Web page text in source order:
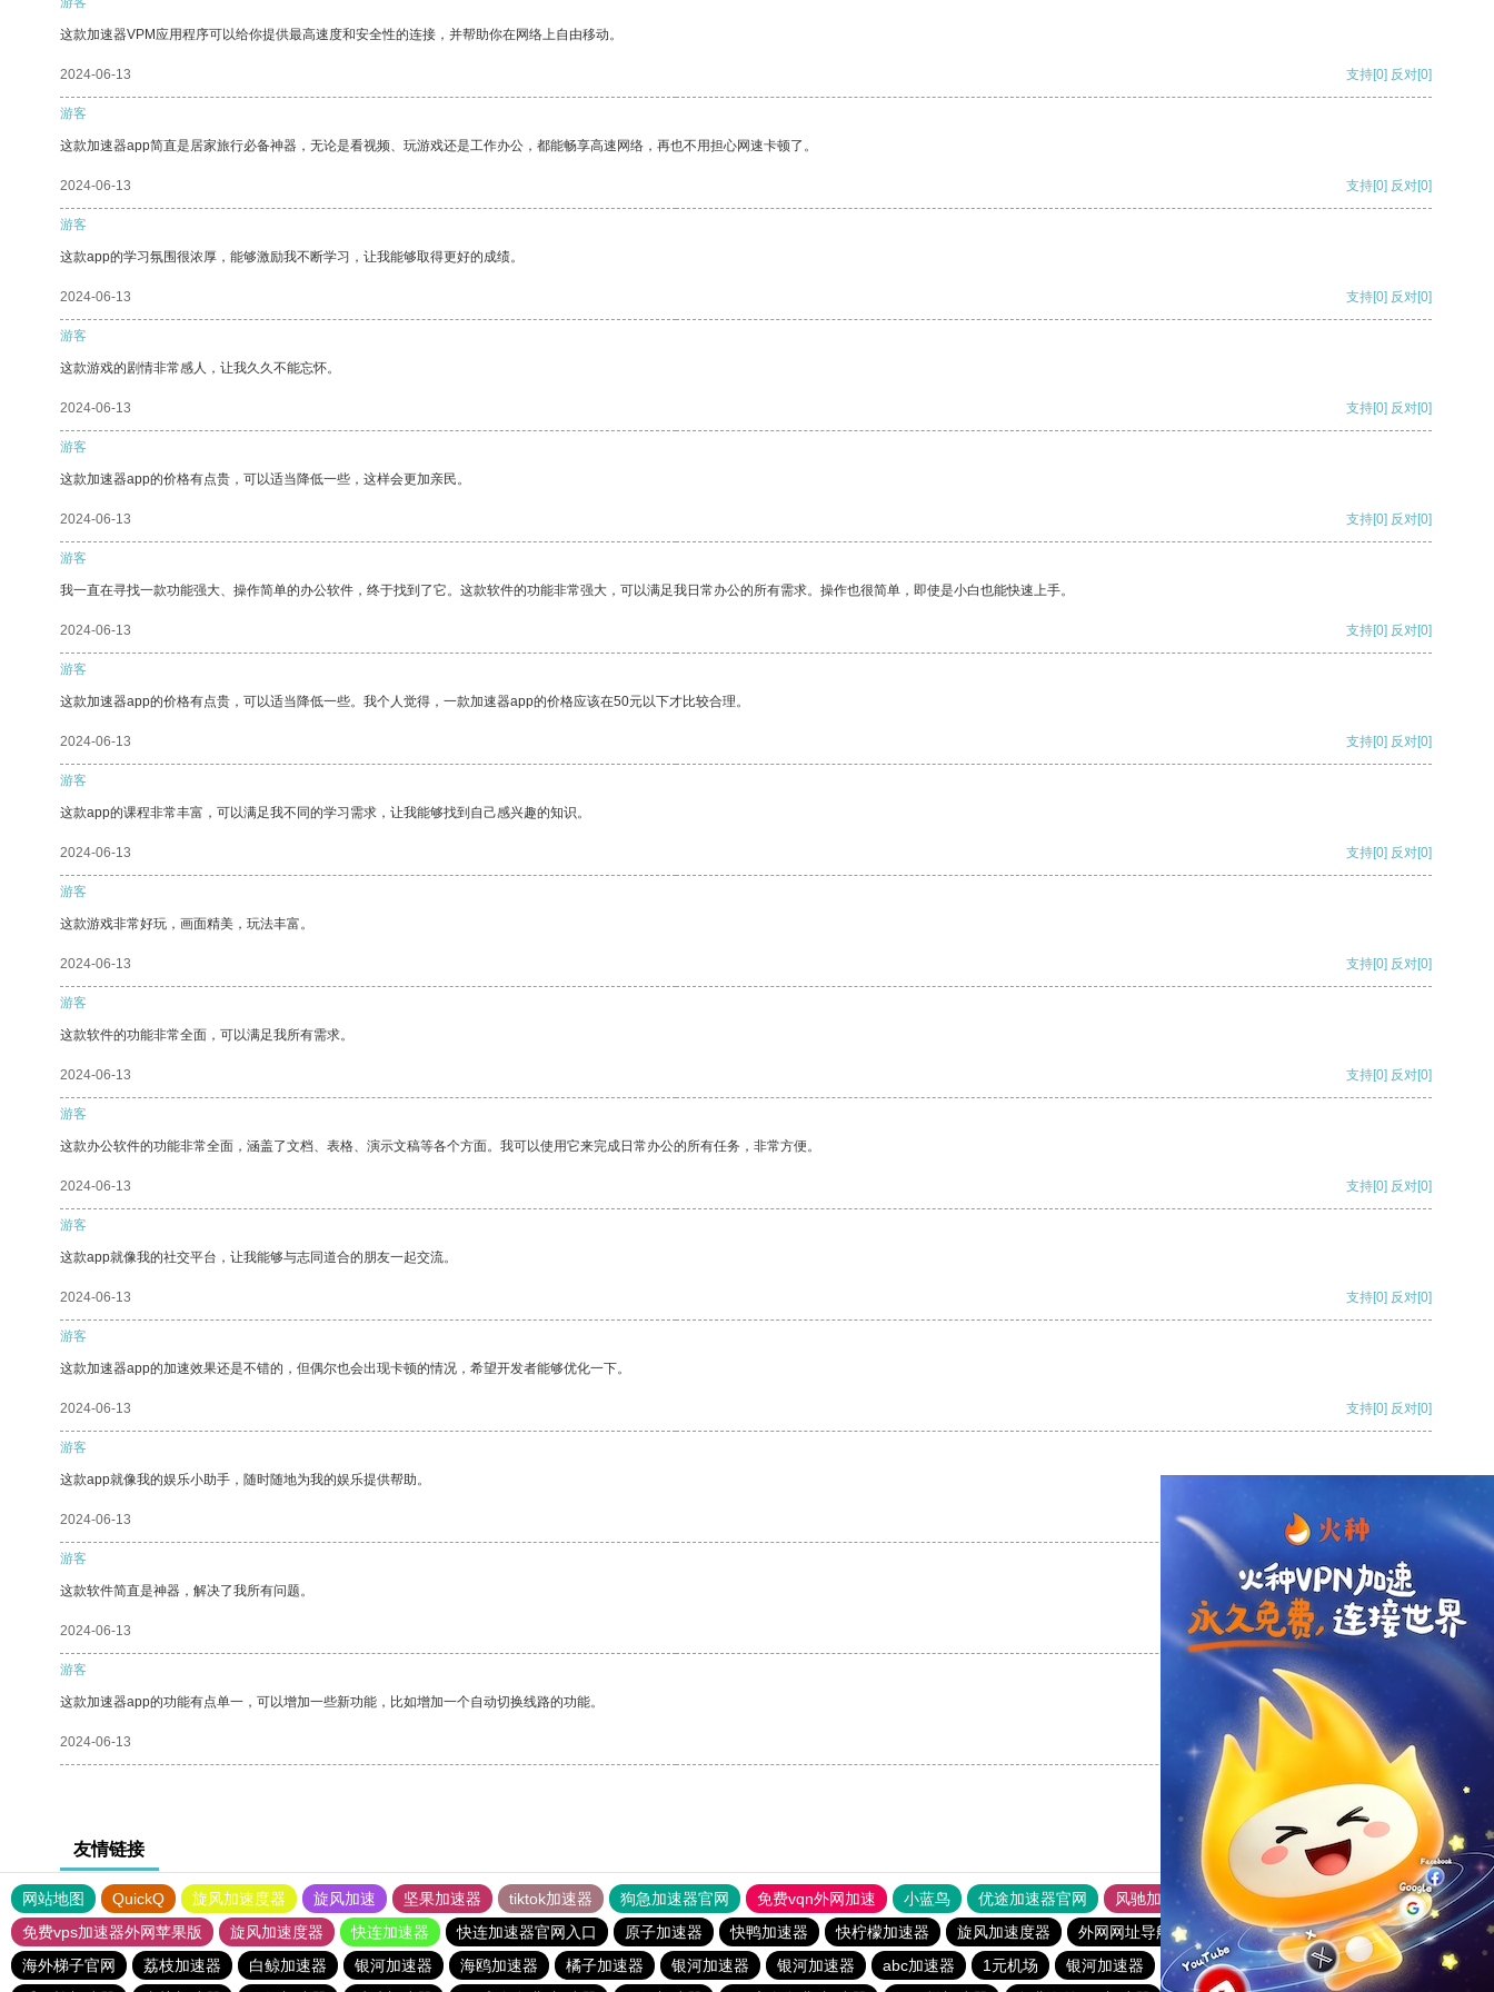
这款加速器VPM应用程序可以给你提供最高速度和安全性的连接，并帮助你在网络上自由移动。
2024-06-13 支持[0] 反对[0]
游客
这款加速器app简直是居家旅行必备神器，无论是看视频、玩游戏还是工作办公，都能畅享高速网络，再也不用担心网速卡顿了。
2024-06-13 支持[0] 反对[0]
游客
这款app的学习氛围很浓厚，能够激励我不断学习，让我能够取得更好的成绩。
2024-06-13 支持[0] 反对[0]
游客
这款游戏的剧情非常感人，让我久久不能忘怀。
2024-06-13 支持[0] 反对[0]
游客
这款加速器app的价格有点贵，可以适当降低一些，这样会更加亲民。
2024-06-13 支持[0] 反对[0]
游客
我一直在寻找一款功能强大、操作简单的办公软件，终于找到了它。这款软件的功能非常强大，可以满足我日常办公的所有需求。操作也很简单，即使是小白也能快速上手。
2024-06-13 支持[0] 反对[0]
游客
这款加速器app的价格有点贵，可以适当降低一些。我个人觉得，一款加速器app的价格应该在50元以下才比较合理。
2024-06-13 支持[0] 反对[0]
游客
这款app的课程非常丰富，可以满足我不同的学习需求，让我能够找到自己感兴趣的知识。
2024-06-13 支持[0] 反对[0]
游客
这款游戏非常好玩，画面精美，玩法丰富。
2024-06-13 支持[0] 反对[0]
游客
这款软件的功能非常全面，可以满足我所有需求。
2024-06-13 支持[0] 反对[0]
游客
这款办公软件的功能非常全面，涵盖了文档、表格、演示文稿等各个方面。我可以使用它来完成日常办公的所有任务，非常方便。
2024-06-13 支持[0] 反对[0]
游客
这款app就像我的社交平台，让我能够与志同道合的朋友一起交流。
2024-06-13 支持[0] 反对[0]
游客
这款加速器app的加速效果还是不错的，但偶尔也会出现卡顿的情况，希望开发者能够优化一下。
2024-06-13 支持[0] 反对[0]
游客
这款app就像我的娱乐小助手，随时随地为我的娱乐提供帮助。
2024-06-13 支持
游客
这款软件简直是神器，解决了我所有问题。
2024-06-13 支持[0] 反对[0]
游客
这款加速器app的功能有点单一，可以增加一些新功能，比如增加一个自动切换线路的功能。
2024-06-13 支持[0] 反对[0]
友情链接
网站地图 QuickQ 旋风加速度器 旋风加速 坚果加速器 tiktok加速器 狗急加速器官网 免费vqn外网加速 小蓝鸟 优途加速器官网 风驰加速器
旋风加速器
免费vps加速器外网苹果版
旋风加速度器 快连加速器 快连加速器官网入口 原子加速器 快鸭加速器 快柠檬加速器 旋风加速度器 外网网址导航 软件中心 速鹰666
暴雪加速器
海外梯子官网
荔枝加速器 白鲸加速器 银河加速器 海鸥加速器 橘子加速器 银河加速器 银河加速器 abc加速器 1元机场 银河加速器 hammer加速器 蚂蚁加速器
1元机场